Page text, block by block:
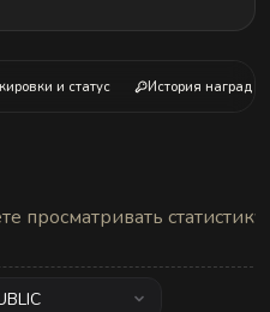
и статус История наград
просматривать статистику